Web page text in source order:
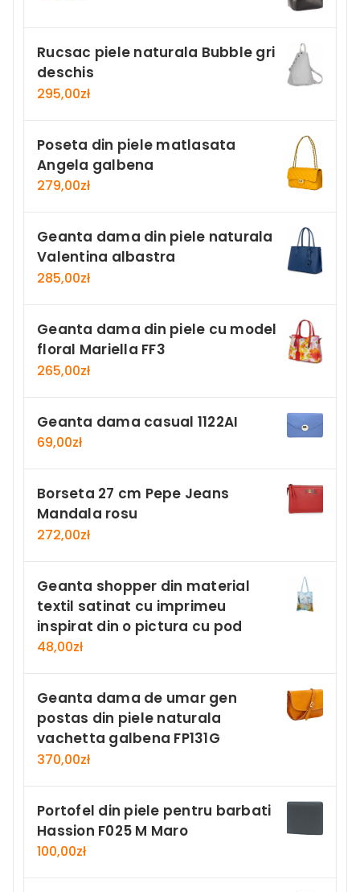
Rucsac piele naturala Bubble gri
deschis
295,00zł
Poseta din piele matlasata
Angela galbena
279,00zł
Geanta dama din piele naturala
Valentina albastra
285,00zł
Geanta dama din piele cu model
floral Mariella FF3
265,00zł
Geanta dama casual 1122AI
69,00zł
Borseta 27 cm Pepe Jeans
Mandala rosu
272,00zł
Geanta shopper din material
textil satinat cu imprimeu
inspirat din o pictura cu pod
48,00zł
Geanta dama de umar gen
postas din piele naturala
vachetta galbena FP131G
370,00zł
Portofel din piele pentru barbati
Hassion F025 M Maro
100,00zł